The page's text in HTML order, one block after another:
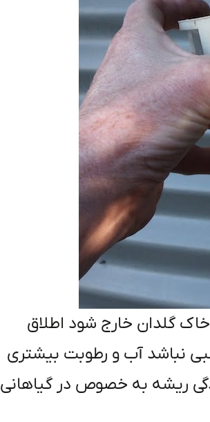
گلدان خارج شود اطلاق
نباشد آب و رطوبت بیشتری
ریشه به خصوص در گیاهانی